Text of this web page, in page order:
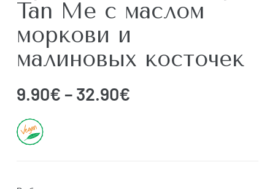
Tan Me с маслом
моркови и
малиновых косточек
9.90€ – 32.90€